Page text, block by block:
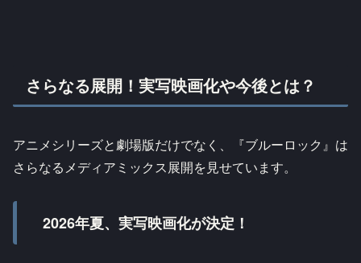
さらなる展開！実写映画化や今後とは？
アニメシリーズと劇場版だけでなく、『ブルーロック』は
さらなるメディアミックス展開を見せています。
2026年夏、実写映画化が決定！